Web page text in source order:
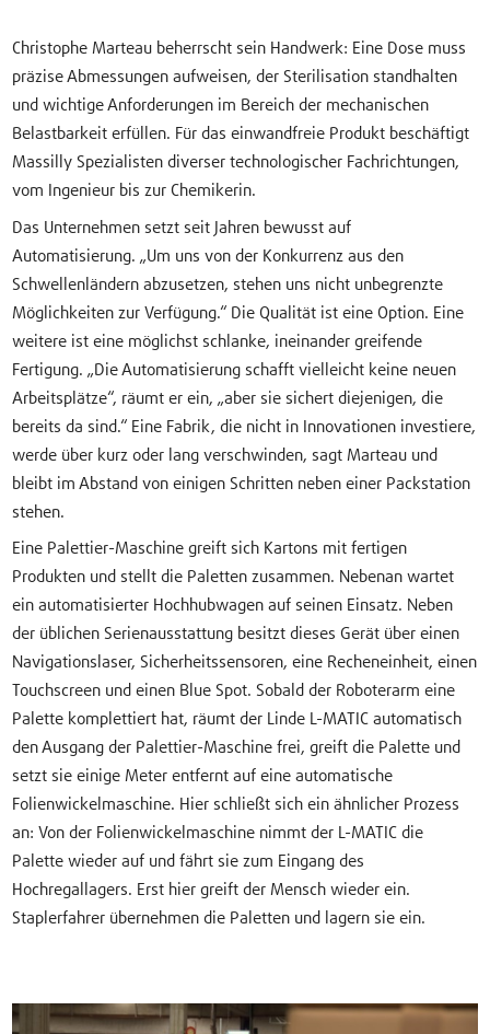
Christophe Marteau beherrscht sein Handwerk: Eine Dose muss
präzise Abmessungen aufweisen, der Sterilisation standhalten
und wichtige Anforderungen im Bereich der mechanischen
Belastbarkeit erfüllen. Für das einwandfreie Produkt beschäftigt
Massilly Spezialisten diverser technologischer Fachrichtungen,
vom Ingenieur bis zur Chemikerin.
Das Unternehmen setzt seit Jahren bewusst auf
Automatisierung. „Um uns von der Konkurrenz aus den
Schwellenländern abzusetzen, stehen uns nicht unbegrenzte
Möglichkeiten zur Verfügung.“ Die Qualität ist eine Option. Eine
weitere ist eine möglichst schlanke, ineinander greifende
Fertigung. „Die Automatisierung schafft vielleicht keine neuen
Arbeitsplätze“, räumt er ein, „aber sie sichert diejenigen, die
bereits da sind.“ Eine Fabrik, die nicht in Innovationen investiere,
werde über kurz oder lang verschwinden, sagt Marteau und
bleibt im Abstand von einigen Schritten neben einer Packstation
stehen.
Eine Palettier-Maschine greift sich Kartons mit fertigen
Produkten und stellt die Paletten zusammen. Nebenan wartet
ein automatisierter Hochhubwagen auf seinen Einsatz. Neben
der üblichen Serienausstattung besitzt dieses Gerät über einen
Navigationslaser, Sicherheitssensoren, eine Recheneinheit, einen
Touchscreen und einen Blue Spot. Sobald der Roboterarm eine
Palette komplettiert hat, räumt der Linde L-MATIC automatisch
den Ausgang der Palettier-Maschine frei, greift die Palette und
setzt sie einige Meter entfernt auf eine automatische
Folienwickelmaschine. Hier schließt sich ein ähnlicher Prozess
an: Von der Folienwickelmaschine nimmt der L-MATIC die
Palette wieder auf und fährt sie zum Eingang des
Hochregallagers. Erst hier greift der Mensch wieder ein.
Staplerfahrer übernehmen die Paletten und lagern sie ein.